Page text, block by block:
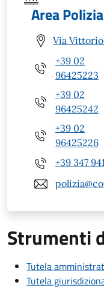
Area
Via Vittorio
+39 02
96425223
+39 02
96425242
+39 02
96425226
+39 347
Strumenti
Tutela
Tutela